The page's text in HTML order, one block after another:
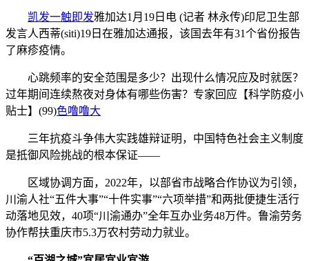
凯发一触即发雅加达1月19日电 (记者 林永传)印尼卫生部
发言人西蒂(siti)19日在雅加达通报，该国去年有31个省份报告
了麻疹疫情。
心跳频率的安全范围是多少？出现什么情况应及时就医？
过年期间连续熬夜对身体有哪些伤害？专家回应【科学防疫小
贴士】(99)色噜噜大
三年抗疫斗争伟大实践雄辩证明，中国特色社会主义制度
是抵御风险挑战的根本保证——
区域协调方面，2022年，以部省市战略合作协议为引领，
川渝人社“五件大事”“十件实事”“六项举措”和两批便捷生活行
动落地见效，40项“川渝通办”全年互办业务48万件。鲁渝劳务
协作帮扶重庆市5.3万农村劳动力就业。